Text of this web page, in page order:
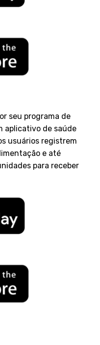
seu programa de
aplicativo de saúde
usuários registrem
e até
para receber